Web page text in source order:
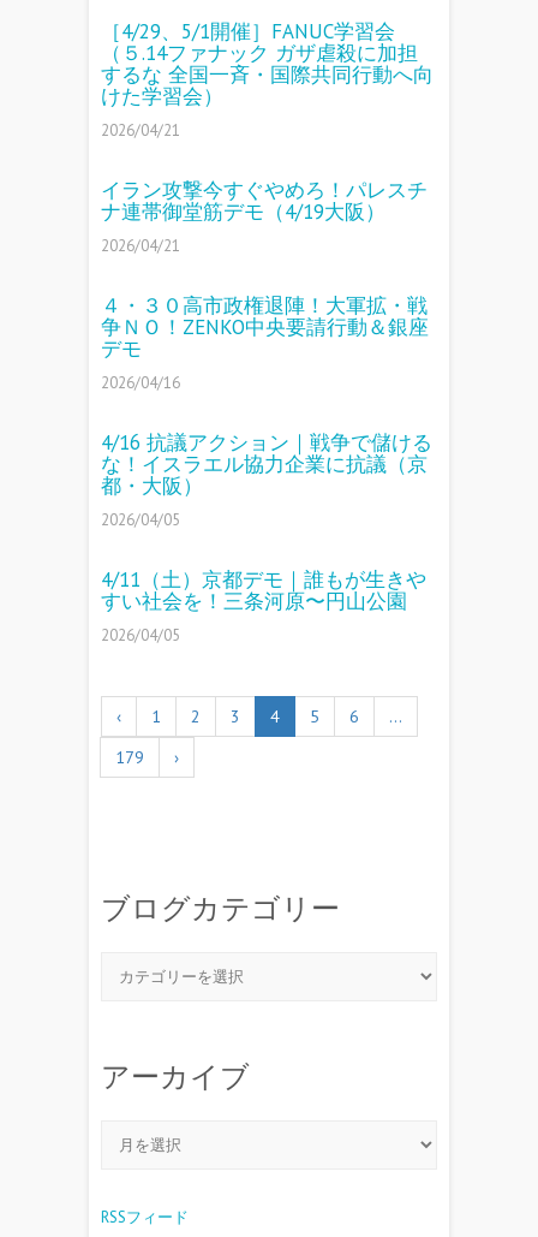
［4/29、5/1開催］FANUC学習会
（５.14ファナック ガザ虐殺に加担
するな 全国一斉・国際共同行動へ向
けた学習会）
2026/04/21
イラン攻撃今すぐやめろ！パレスチ
ナ連帯御堂筋デモ（4/19大阪）
2026/04/21
４・３０高市政権退陣！大軍拡・戦
争ＮＯ！ZENKO中央要請行動＆銀座
デモ
2026/04/16
4/16 抗議アクション｜戦争で儲ける
な！イスラエル協力企業に抗議（京
都・大阪）
2026/04/05
4/11（土）京都デモ｜誰もが生きや
すい社会を！三条河原〜円山公園
2026/04/05
‹ 1 2 3 4 5 6
…
179
›
ブログカテゴリー
アーカイブ
RSSフィード